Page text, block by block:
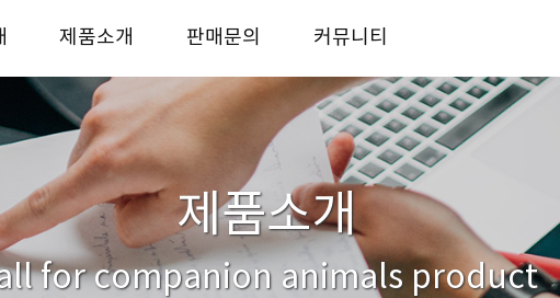
제품소개
반려동물 사료
반려동물 간식
반려동물 용품
판매문의
사업자전용 판매처
커뮤니티
KICO story
자료실
문의하기
제품소개
for companion animals product